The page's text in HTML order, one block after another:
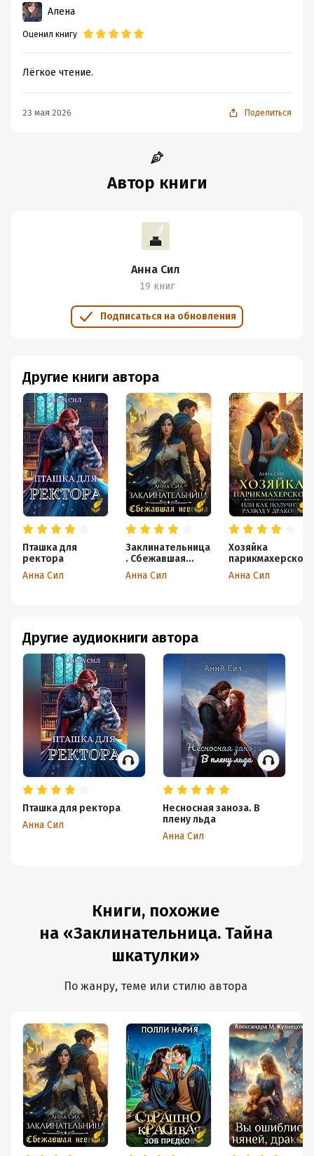
Алена
Оценил книгу
Лёгкое чтение.
23 мая 2026 Поделиться
Автор книги
Анна Сил
19 книг
Подписаться на обновления
Другие книги автора
Пташка для
ректора
Анна Сил
Заклинательница
. Сбежавшая
невеста
Анна Сил
Хозяйка
парикмахерской
или как получить
развод у дракона
Анна Сил
Другие аудиокниги автора
Пташка для ректора
Анна Сил
Несносная заноза. В
плену льда
Анна Сил
Книги, похожие
на «Заклинательница. Тайна
шкатулки»
По жанру, теме или стилю автора